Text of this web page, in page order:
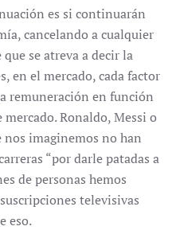
es si continuarán
cancelando a cualquier
se atreva a decir la
en el mercado, cada factor
remuneración en función
Ronaldo, Messi o
imaginemos no han
“por darle patadas a
de personas hemos
televisivas
eso.